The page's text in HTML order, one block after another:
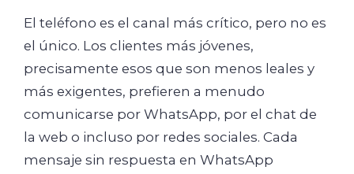
El teléfono es el canal más crítico, pero no es
el único. Los clientes más jóvenes,
precisamente esos que son menos leales y
más exigentes, prefieren a menudo
comunicarse por WhatsApp, por el chat de
la web o incluso por redes sociales. Cada
mensaje sin respuesta en WhatsApp